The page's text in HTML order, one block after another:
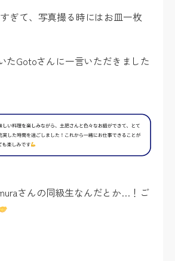
ぎて、写真撮る時にはお皿一枚
たGotoさんに一言いただきました
さんの同級生なんだとか…！ご